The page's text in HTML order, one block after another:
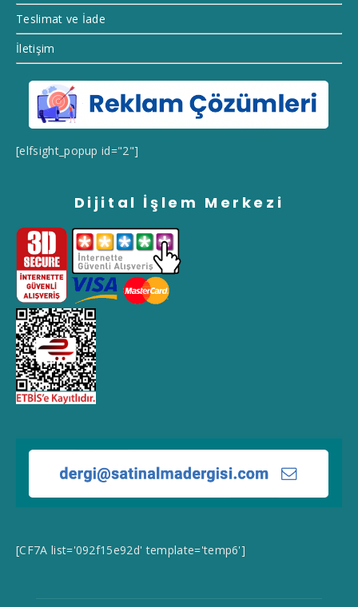
Teslimat ve İade
İletişim
[elfsight_popup id="2"]
Dijital İşlem Merkezi
[CF7A list='092f15e92d' template='temp6']